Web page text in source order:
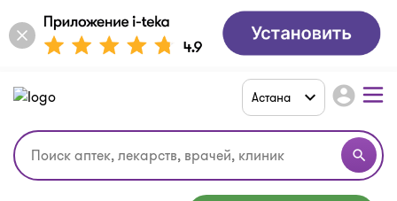
search
Астана account_circle